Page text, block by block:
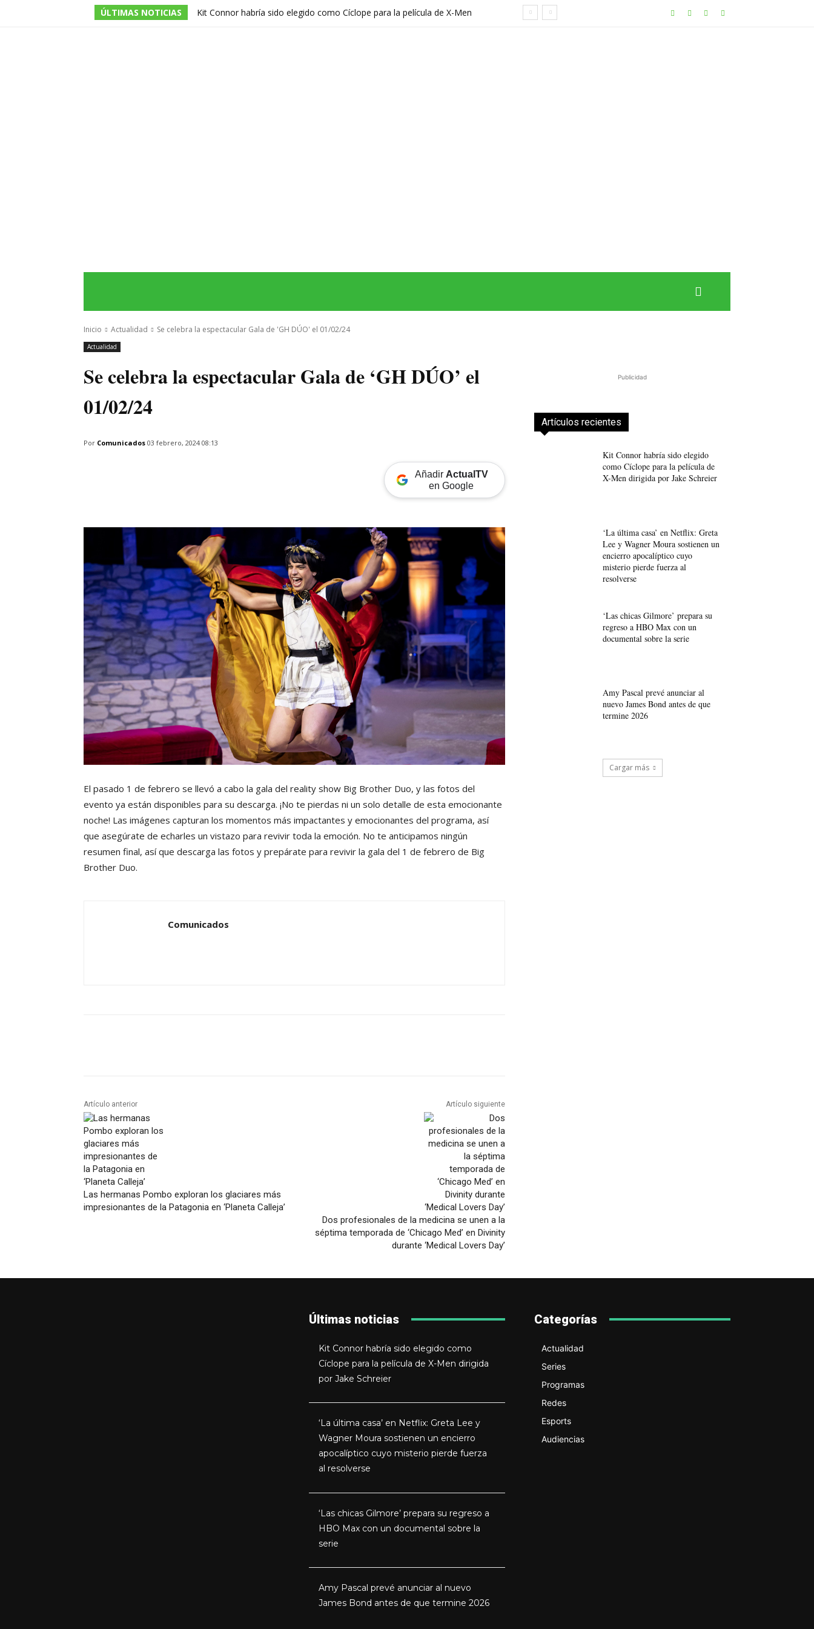
ÚLTIMAS NOTICIAS
Kit Connor habría sido elegido como Cíclope para la película de X-Men
Inicio Actualidad Se celebra la espectacular Gala de 'GH DÚO' el 01/02/24
Actualidad
Se celebra la espectacular Gala de ‘GH DÚO’ el
01/02/24
Por Comunicados 03 febrero, 2024 08:13
Añadir ActualTV
en Google
El pasado 1 de febrero se llevó a cabo la gala del reality show Big Brother Duo, y las fotos del
evento ya están disponibles para su descarga. ¡No te pierdas ni un solo detalle de esta emocionante
noche! Las imágenes capturan los momentos más impactantes y emocionantes del programa, así
que asegúrate de echarles un vistazo para revivir toda la emoción. No te anticipamos ningún
resumen final, así que descarga las fotos y prepárate para revivir la gala del 1 de febrero de Big
Brother Duo.
Comunicados
Artículo anterior
Las hermanas Pombo exploran los glaciares más
impresionantes de la Patagonia en ‘Planeta Calleja’
Artículo siguiente
Dos profesionales de la medicina se unen a la
séptima temporada de ‘Chicago Med’ en Divinity
durante ‘Medical Lovers Day’
Publicidad
Artículos recientes
Kit Connor habría sido elegido
como Cíclope para la película de
X-Men dirigida por Jake Schreier
‘La última casa’ en Netflix: Greta
Lee y Wagner Moura sostienen un
encierro apocalíptico cuyo
misterio pierde fuerza al
resolverse
‘Las chicas Gilmore’ prepara su
regreso a HBO Max con un
documental sobre la serie
Amy Pascal prevé anunciar al
nuevo James Bond antes de que
termine 2026
Cargar más
Últimas noticias
Kit Connor habría sido elegido como
Cíclope para la película de X-Men dirigida
por Jake Schreier
‘La última casa’ en Netflix: Greta Lee y
Wagner Moura sostienen un encierro
apocalíptico cuyo misterio pierde fuerza
al resolverse
‘Las chicas Gilmore’ prepara su regreso a
HBO Max con un documental sobre la
serie
Amy Pascal prevé anunciar al nuevo
James Bond antes de que termine 2026
Categorías
Actualidad
Series
Programas
Redes
Esports
Audiencias